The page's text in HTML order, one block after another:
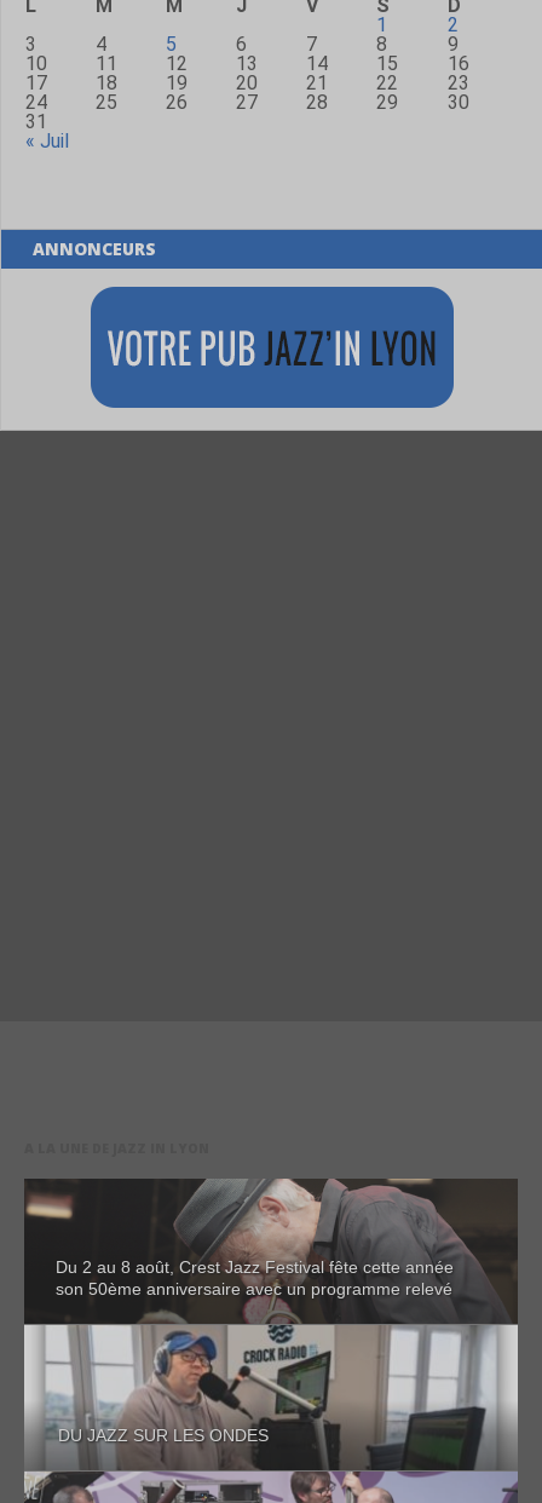
L
M M J V S
D
1
2
3
4 5 6 7 8
9
10
11 12 13 14 15
16
17
18 19 20 21 22
23
24
25 26 27 28 29
30
31
« Juil
ANNONCEURS
Du 2 au 8 août, Crest Jazz Festival fête cette année
son 50ème anniversaire avec un programme relevé
DU JAZZ SUR LES ONDES